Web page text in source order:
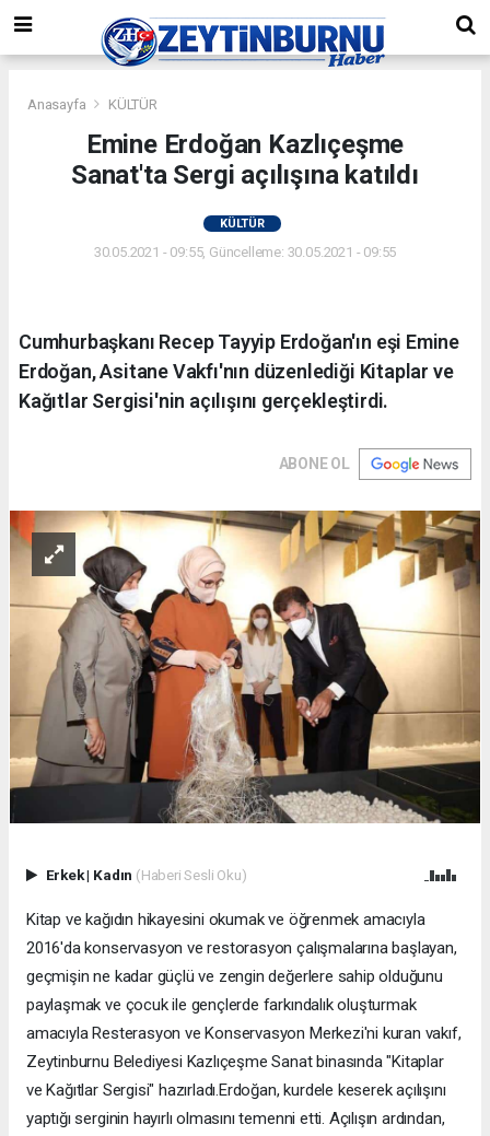
Anasayfa KÜLTÜR
Emine Erdoğan Kazlıçeşme
Sanat'ta Sergi açılışına katıldı
KÜLTÜR
30.05.2021 - 09:55, Güncelleme: 30.05.2021 - 09:55
Cumhurbaşkanı Recep Tayyip Erdoğan'ın eşi Emine
Erdoğan, Asitane Vakfı'nın düzenlediği Kitaplar ve
Kağıtlar Sergisi'nin açılışını gerçekleştirdi.
ABONE OL
Erkek| Kadın (Haberi Sesli Oku)
Kitap ve kağıdın hikayesini okumak ve öğrenmek amacıyla
2016'da konservasyon ve restorasyon çalışmalarına başlayan,
geçmişin ne kadar güçlü ve zengin değerlere sahip olduğunu
paylaşmak ve çocuk ile gençlerde farkındalık oluşturmak
amacıyla Resterasyon ve Konservasyon Merkezi'ni kuran vakıf,
Zeytinburnu Belediyesi Kazlıçeşme Sanat binasında "Kitaplar
ve Kağıtlar Sergisi" hazırladı.Erdoğan, kurdele keserek açılışını
yaptığı serginin hayırlı olmasını temenni etti. Açılışın ardından,